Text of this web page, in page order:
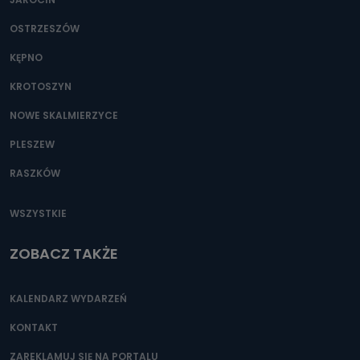
OSTRZESZÓW
KĘPNO
KROTOSZYN
NOWE SKALMIERZYCE
PLESZEW
RASZKÓW
WSZYSTKIE
ZOBACZ TAKŻE
KALENDARZ WYDARZEŃ
KONTAKT
ZAREKLAMUJ SIĘ NA PORTALU